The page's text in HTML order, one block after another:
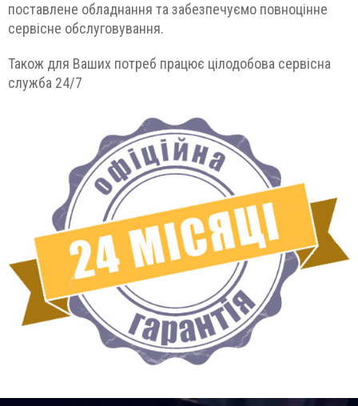
поставлене обладнання та забезпечуємо повноцінне
сервісне обслуговування.
Також для Ваших потреб працює цілодобова сервісна
служба 24/7